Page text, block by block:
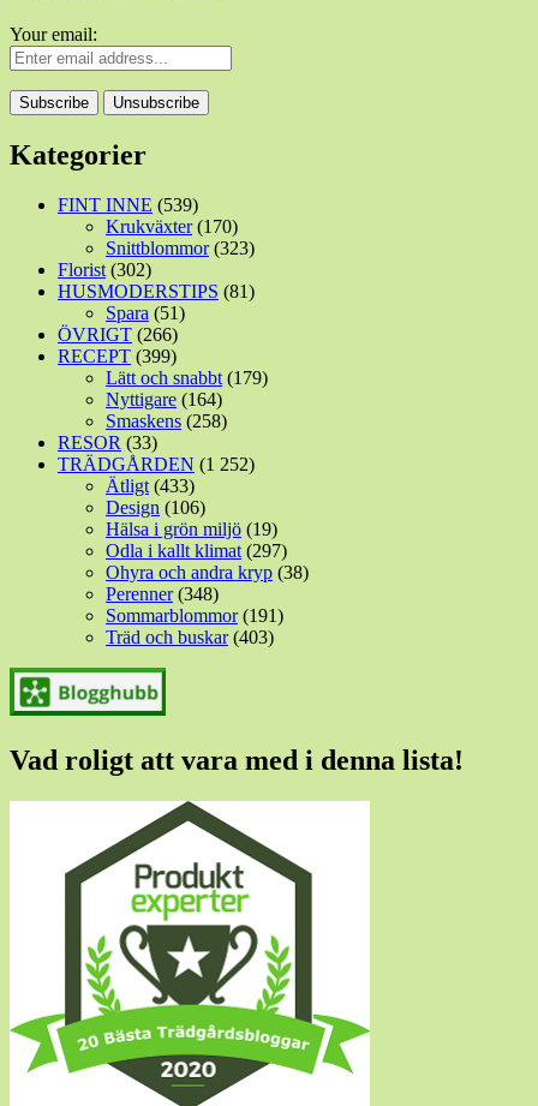
Your email:
Kategorier
FINT INNE (539)
Krukväxter(170)
Snittblommor(323)
Florist(302)
HUSMODERSTIPS (81)
Spara (51)
ÖVRIGT (266)
RECEPT (399)
Lätt och snabbt(179)
Nyttigare (164)
Smaskens (258)
RESOR (33)
TRÄDGÅRDEN (1 252)
Ätligt(433)
Design (106)
Hälsa i grön miljö (19)
Odla i kallt klimat(297)
Ohyra och andra kryp (38)
Perenner(348)
Sommarblommor(191)
Träd och buskar(403)
Vad roligt att vara med i denna lista!